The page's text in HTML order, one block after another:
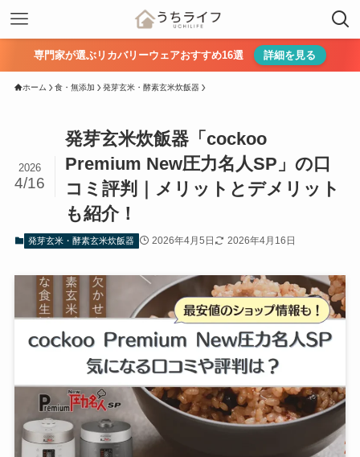
専門家が選ぶリカバリーウェアおすすめ16選 詳細を見る
ホーム 食・無添加 発芽玄米・酵素玄米炊飯器
発芽玄米炊飯器「cockoo
Premium New圧力名人SP」の口
コミ評判｜メリットとデメリット
も紹介！
2026
4/16
発芽玄米・酵素玄米炊飯器 2026年4月5日 2026年4月16日